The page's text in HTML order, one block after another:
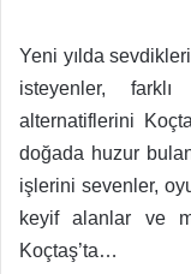
Yeni yılda
isteyenler,
alternatiflerini
doğada huzur
işlerini sevenler,
keyif alanlar ve
Koçtaş’ta…